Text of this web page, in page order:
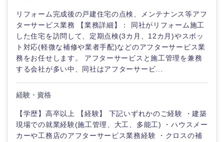
東海地方
リフォーム完成後の戸建住宅の点検、メンテナンス等アフ
ターサービス業務 【業務詳細】： 同社がリフォーム施工
した住宅を訪問して、定期点検(3カ月、12カ月)やスポッ
ト対応(軽微な補修や業者手配)などのアフターサービス業
務をお任せします。 アフターサービスと施工管理を兼務
する会社が多い中、同社はアフターサービ...
経験・資格
【学歴】高卒以上 【経験】 下記いずれかのご経験 ・建築
現場での就業経験(施工管理、大工、多能工) ・ハウスメー
カーや工務店のアフターサービス業務経験 ・クロスの補